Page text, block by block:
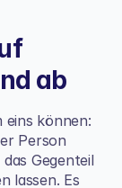
ab
eins können:
Person
Gegenteil
lassen. Es